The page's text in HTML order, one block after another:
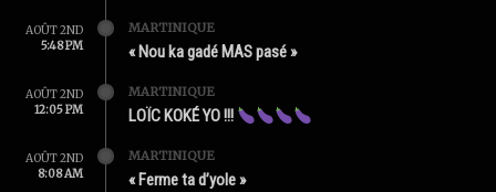
AOÛT 2ND
5:48 PM
MARTINIQUE
« Nou ka gadé MAS pasé »
AOÛT 2ND
12:05 PM
MARTINIQUE
LOÏC KOKÉ YO !!!
AOÛT 2ND
8:08 AM
MARTINIQUE
« Ferme ta d’yole »